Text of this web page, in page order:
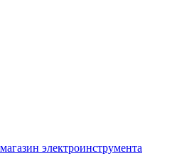
электроинструмента